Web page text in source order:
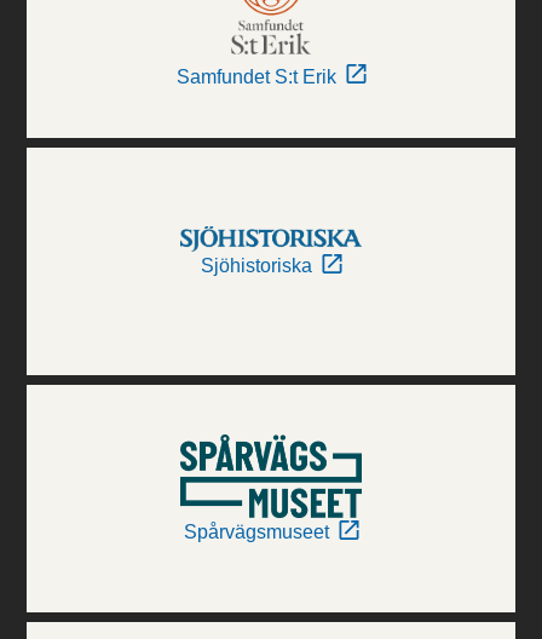
Samfundet S:t Erik
Sjöhistoriska
Spårvägsmuseet